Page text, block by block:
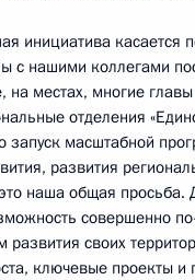
инициатива касается
с нашими коллегами
на местах, многие главы
отделения
запуск масштабной
развития
наша общая просьба.
совершенно
развития своих
ключевые проекты и